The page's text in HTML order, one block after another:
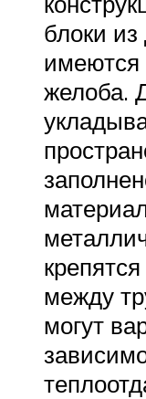
блоки
имеются
желоба.
между
могут